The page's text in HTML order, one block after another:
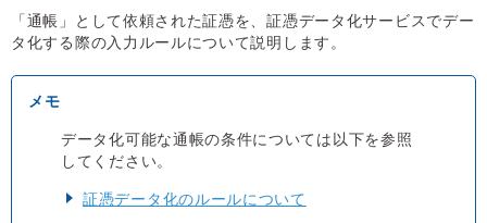
「通帳」として依頼された証憑を、証憑データ化サービスでデー
タ化する際の入力ルールについて説明します。
データ化可能な通帳の条件については以下を参照
してください。
証憑データ化のルールについて